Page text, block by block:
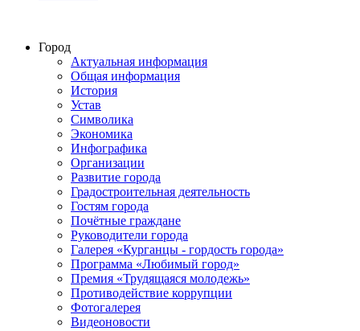
Город
Актуальная информация
Общая информация
История
Устав
Символика
Экономика
Инфографика
Организации
Развитие города
Градостроительная деятельность
Гостям города
Почётные граждане
Руководители города
Галерея «Курганцы - гордость города»
Программа «Любимый город»
Премия «Трудящаяся молодежь»
Противодействие коррупции
Фотогалерея
Видеоновости